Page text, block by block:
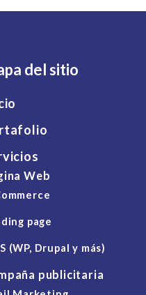
del sitio
Web
page
(WP, Drupal y más)
publicitaria